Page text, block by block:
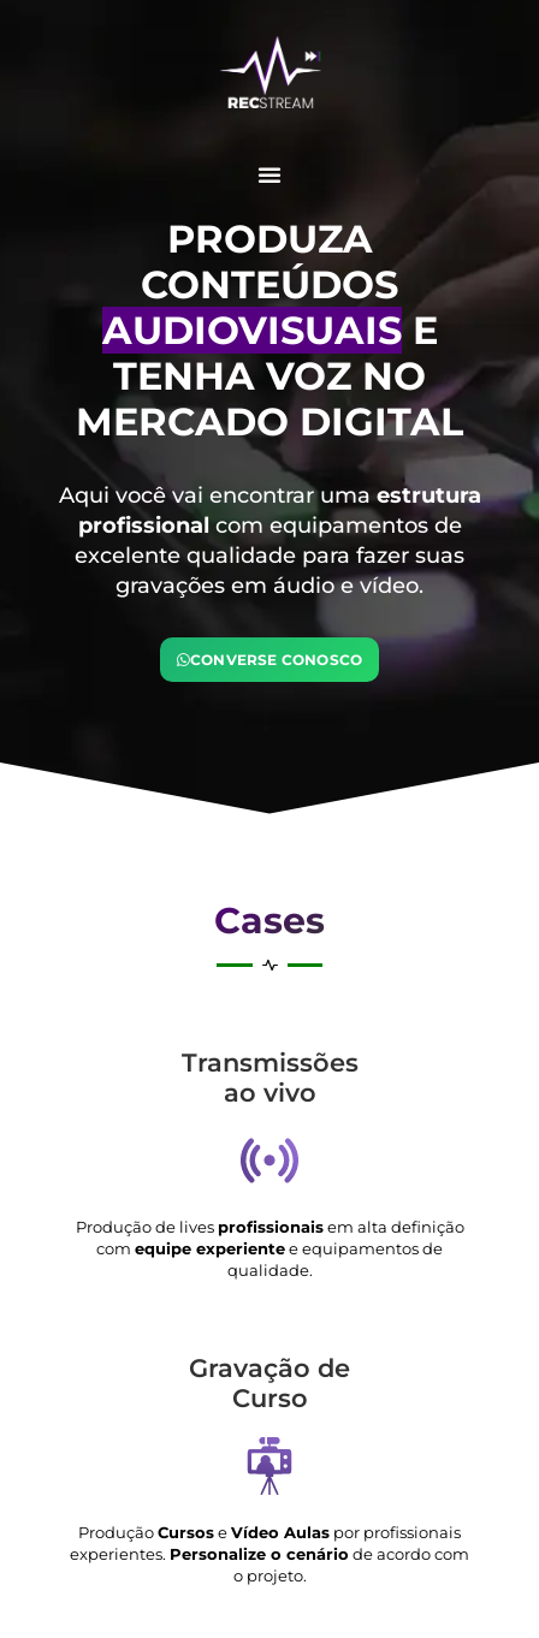
PRODUZA
CONTEÚDOS
AUDIOVISUAISE
TENHA VOZ NO
MERCADO DIGITAL
Aqui você vai encontrar uma estrutura
profissional com equipamentos de
excelente qualidade para fazer suas
gravações em áudio e vídeo.
CONVERSE CONOSCO
Cases
Transmis­sões
ao vivo
Produção de lives profissionaisem alta definição
com equipe experientee equipamentos de
qualidade.
Gravação de
Curso
ProduçãoCursoseVídeo Aulas por profissionais
experientes. Personalize o cenário de acordo com
o projeto.